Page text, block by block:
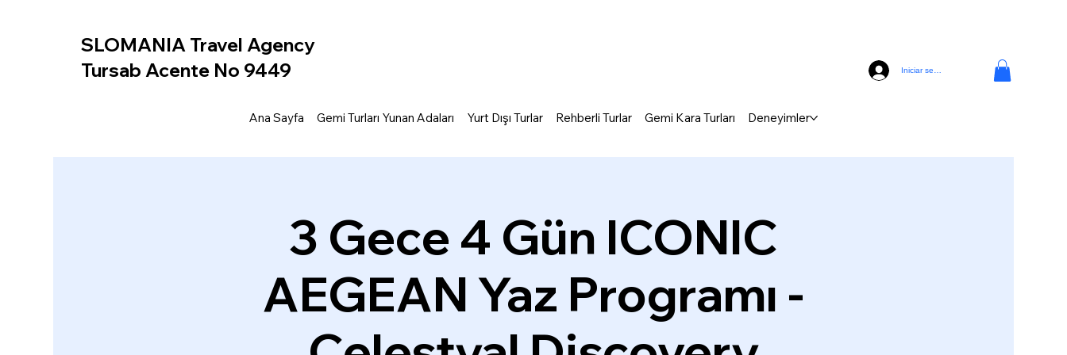
SLOMANIA Travel Agency
Tursab Acente No 9449
Ana Sayfa Gemi Turları Yunan Adaları Yurt Dışı Turlar Rehberli Turlar Gemi Kara Turları Deneyimler
Iniciar sesión
3 Gece 4 Gün ICONIC
AEGEAN Yaz Programı -